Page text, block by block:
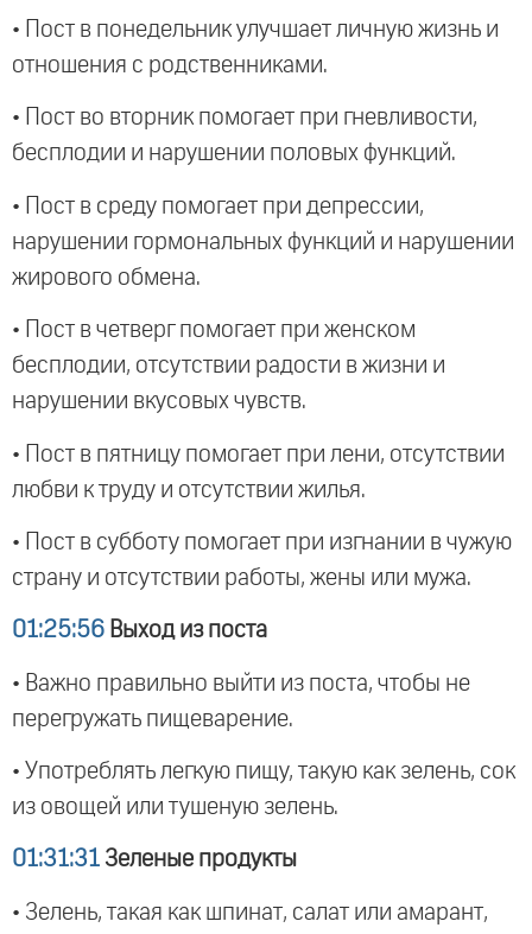
• Пост в понедельник улучшает личную жизнь и
отношения с родственниками.
• Пост во вторник помогает при гневливости,
бесплодии и нарушении половых функций.
• Пост в среду помогает при депрессии,
нарушении гормональных функций и нарушении
жирового обмена.
• Пост в четверг помогает при женском
бесплодии, отсутствии радости в жизни и
нарушении вкусовых чувств.
• Пост в пятницу помогает при лени, отсутствии
любви к труду и отсутствии жилья.
• Пост в субботу помогает при изгнании в чужую
страну и отсутствии работы, жены или мужа.
01:25:56 Выход из поста
• Важно правильно выйти из поста, чтобы не
перегружать пищеварение.
• Употреблять легкую пищу, такую как зелень, сок
из овощей или тушеную зелень.
01:31:31 Зеленые продукты
• Зелень, такая как шпинат, салат или амарант,